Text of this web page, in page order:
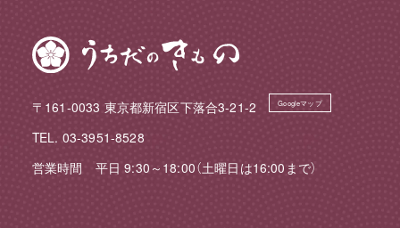
〒161-0033 東京都新宿区下落合3-21-2 Googleマップ
TEL. 03-3951-8528
営業時間 平日 9:30～18:00（土曜日は16:00まで）